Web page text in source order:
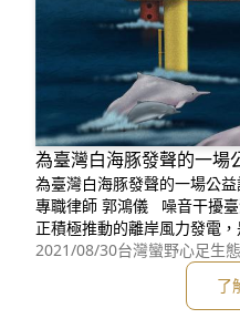
為臺灣白海豚發聲的一場
為臺灣白海豚發聲的一場公益訴訟 文/ 台灣蠻野心足
專職律師 郭鴻儀 噪音干擾臺灣白海豚交配情緒 臺灣西海岸現
正積極推動的離岸風力發電
一。然而依研究所示，建造風
生態將造成衝擊，尤其是鯨
威脅。臺灣西海岸，一直以
棲息環境，臺灣白海豚現今
2021/08/30台灣蠻野心足生
了